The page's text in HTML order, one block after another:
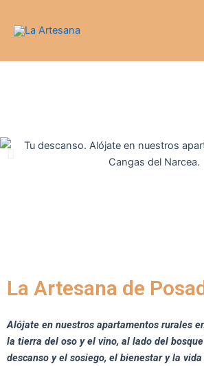
contenido
La Artesana de
Alójate en nuestros apartamentos rurales
la tierra del oso y el vino, al lado del
descanso y el sosiego, el bienestar y la